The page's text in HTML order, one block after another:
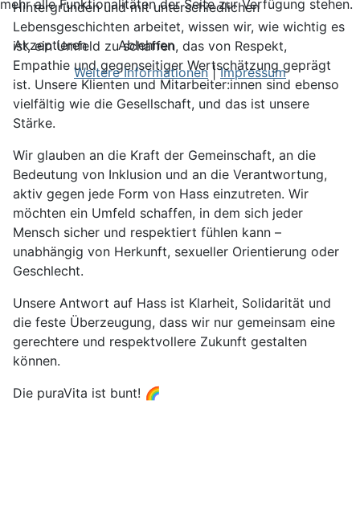
Hintergründen und mit unterschiedlichen
Lebensgeschichten arbeitet, wissen wir, wie wichtig es
ist, ein Umfeld zu schaffen, das von Respekt,
Empathie und gegenseitiger Wertschätzung geprägt
ist. Unsere Klienten und Mitarbeiter:innen sind ebenso
vielfältig wie die Gesellschaft, und das ist unsere
Stärke.
Wir glauben an die Kraft der Gemeinschaft, an die
Bedeutung von Inklusion und an die Verantwortung,
aktiv gegen jede Form von Hass einzutreten. Wir
möchten ein Umfeld schaffen, in dem sich jeder
Mensch sicher und respektiert fühlen kann –
unabhängig von Herkunft, sexueller Orientierung oder
Geschlecht.
Unsere Antwort auf Hass ist Klarheit, Solidarität und
die feste Überzeugung, dass wir nur gemeinsam eine
gerechtere und respektvollere Zukunft gestalten
können.
Die puraVita ist bunt! 🌈
mehr alle Funktionalitäten der Seite zur Verfügung stehen.
Akzeptieren
Ablehnen
Weitere Informationen |Impressum